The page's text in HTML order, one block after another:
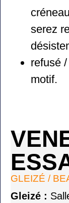
plus de
pour les
Le club
comme
14/19
serez
refusé
motif.
GLEIZÉ /
Gleizé :